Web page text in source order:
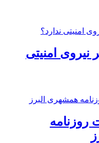
نیروی امنیتی